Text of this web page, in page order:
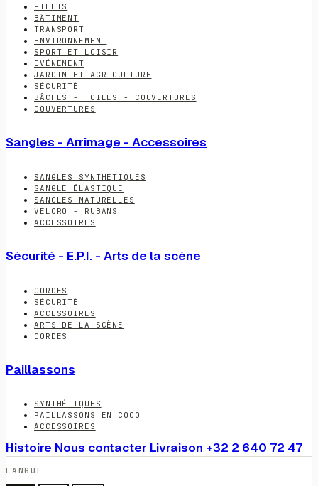
FILETS
BÂTIMENT
TRANSPORT
ENVIRONNEMENT
SPORT ET LOISIR
EVÉNEMENT
JARDIN ET AGRICULTURE
SÉCURITÉ
BÂCHES - TOILES - COUVERTURES
COUVERTURES
Sangles - Arrimage - Accessoires
SANGLES SYNTHÉTIQUES
SANGLE ÉLASTIQUE
SANGLES NATURELLES
VELCRO - RUBANS
ACCESSOIRES
Sécurité - E.P.I. - Arts de la scène
CORDES
SÉCURITÉ
ACCESSOIRES
ARTS DE LA SCÈNE
CORDES
Paillassons
SYNTHÉTIQUES
PAILLASSONS EN COCO
ACCESSOIRES
Histoire Nous contacter Livraison +32 2 640 72 47
LANGUE